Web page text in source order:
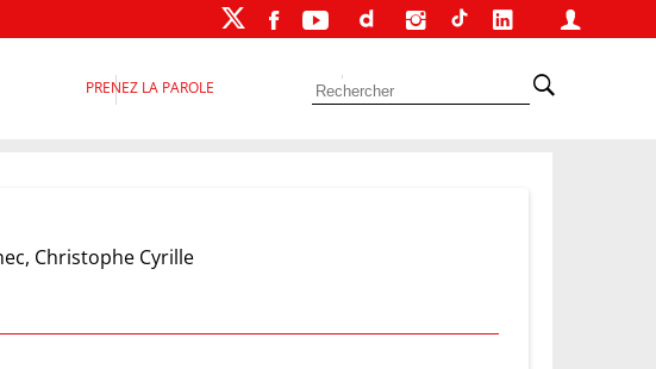
PRENEZ LA PAROLE
Christophe Cyrille